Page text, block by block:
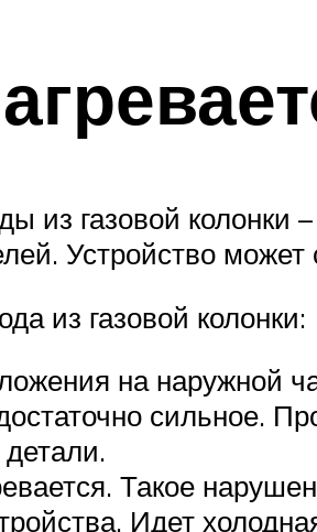
из газовой колонки
Устройство может
из газовой колонки:
на наружной
сильное.
Такое
Идет